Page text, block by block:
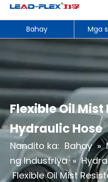
Bahay Mga
Flexible Oil
Hydraulic Hose
Nandito ka: Bahay »
ng Industriya »
Flexible Oil Mist